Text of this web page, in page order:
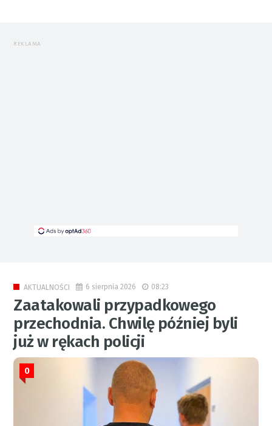
REKLAMA
AKTUALNOŚCI 6 sierpnia 2026 08:23
Zaatakowali przypadkowego
przechodnia. Chwilę później byli
już w rękach policji
0